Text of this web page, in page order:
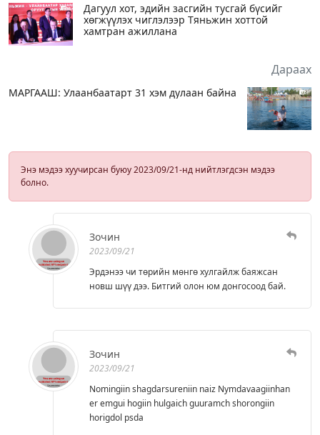
Дагуул хот, эдийн засгийн тусгай бүсийг
хөгжүүлэх чиглэлээр Тяньжин хоттой
хамтран ажиллана
Дараах
МАРГААШ: Улаанбаатарт 31 хэм дулаан байна
Энэ мэдээ хуучирсан буюу 2023/09/21-нд нийтлэгдсэн мэдээ
болно.
Зочин
2023/09/21
Эрдэнээ чи төрийн мөнгө хулгайлж баяжсан
новш шүү дээ. Битгий олон юм донгосоод бай.
Зочин
2023/09/21
Nomingiin shagdarsureniin naiz Nymdavaagiinhan
er emgui hogiin hulgaich guuramch shorongiin
horigdol psda